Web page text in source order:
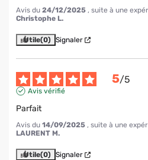
Avis du 24/12/2025 , suite à une
Christophe L.
Utile(0) Signaler
5/5
Avis vérifié
Parfait
Avis du 14/09/2025 , suite à une
LAURENT M.
Utile(0) Signaler